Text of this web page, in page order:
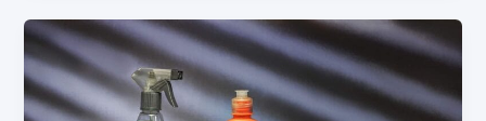
Le
grand
ménage
du